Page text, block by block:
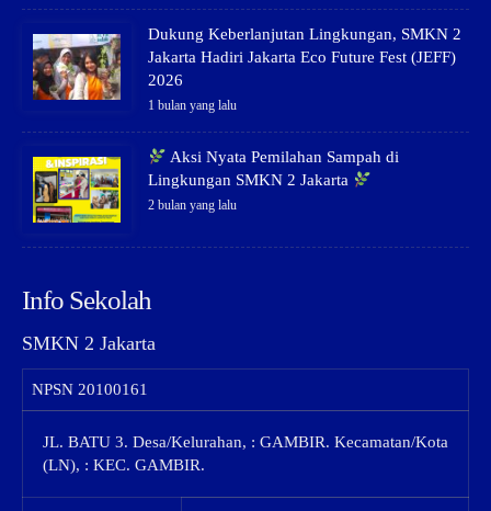
Dukung Keberlanjutan Lingkungan, SMKN 2
Jakarta Hadiri Jakarta Eco Future Fest (JEFF)
2026
1 bulan yang lalu
Aksi Nyata Pemilahan Sampah di
Lingkungan SMKN 2 Jakarta
2 bulan yang lalu
Info Sekolah
SMKN 2 Jakarta
NPSN 20100161
JL. BATU 3. Desa/Kelurahan, : GAMBIR. Kecamatan/Kota
(LN), : KEC. GAMBIR.